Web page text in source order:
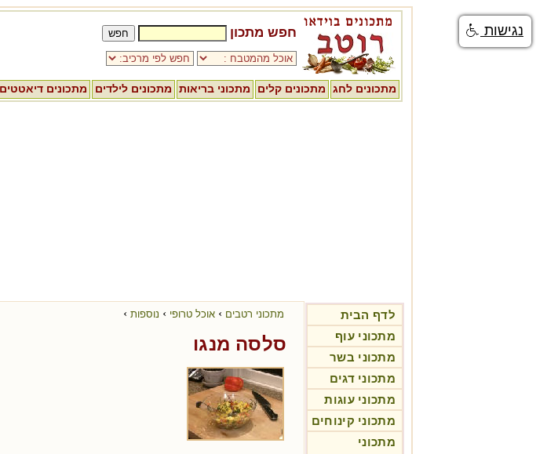
חפש מתכון
מתכונים לחג מתכונים קלים מתכוני בריאות מתכונים לילדים מתכונים דיאטטים
לדף הבית
מתכוני עוף
מתכוני בשר
מתכוני דגים
מתכוני עוגות
מתכוני קינוחים
מתכוני
מתכוני רטבים › אוכל טרופי › נוספות ›
סלסה מנגו
נגישות